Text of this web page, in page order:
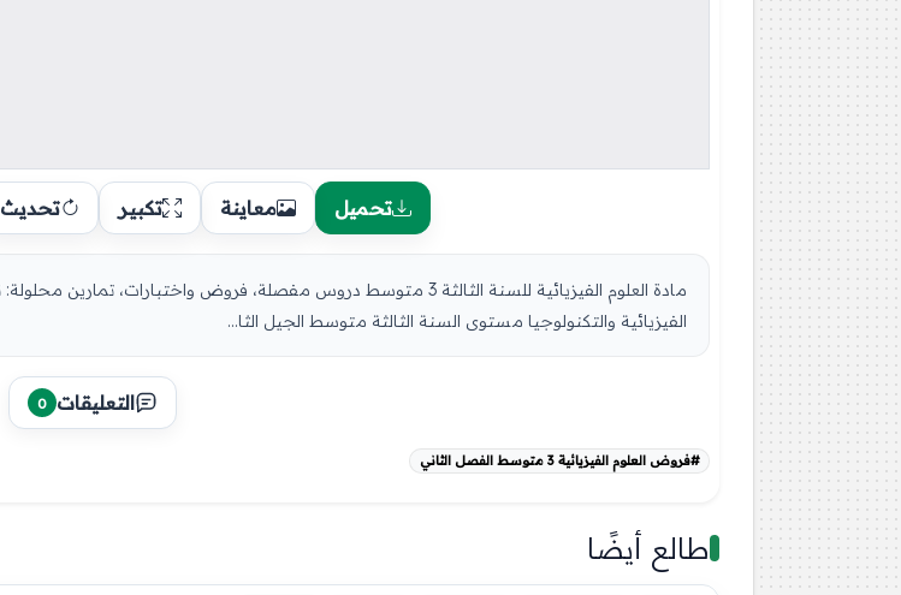
تحميل معاينة تكبير تحديث
الفيزيائية والتكنولوجيا مستوى السنة الثالثة متوسط الجيل الثا...
التعليقات 0
#فروض العلوم الفيزيائية 3 متوسط الفصل الثاني
طالع أيضًا